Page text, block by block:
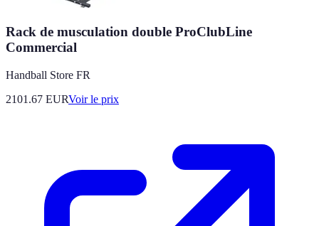
Rack de musculation double ProClubLine
Commercial
Handball Store FR
2101.67 EURVoir le prix